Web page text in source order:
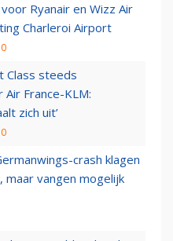
Ryanair en Wizz Air
Charleroi Airport
Class steeds
France-KLM:
zich uit’
crash klagen
maar vangen mogelijk